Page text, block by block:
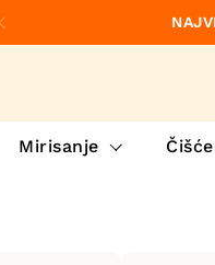
Prethodno
Mirisanje